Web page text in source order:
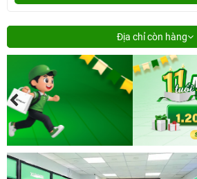
Địa chỉ còn hàng